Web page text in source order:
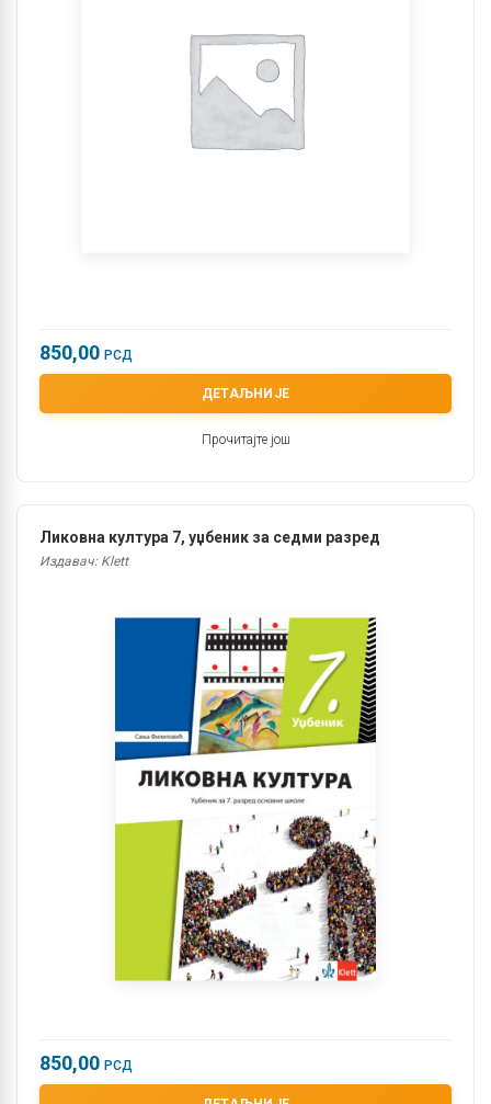
850,00 РСД
ДЕТАЉНИЈЕ
Прочитајте још
Ликовна култура 7, уџбеник за седми разред
Издавач: Klett
850,00 РСД